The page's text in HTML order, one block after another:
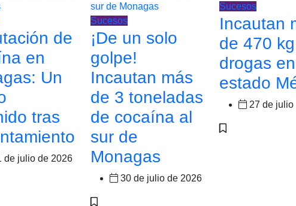
de
en
Un
tras
de julio de 2026
Sucesos
¡De un solo
golpe!
Incautan más
de 3 toneladas
de cocaína al
sur de
Monagas
30 de julio de 2026
Sucesos
Incautan
de 470
drogas
estado
27 de julio